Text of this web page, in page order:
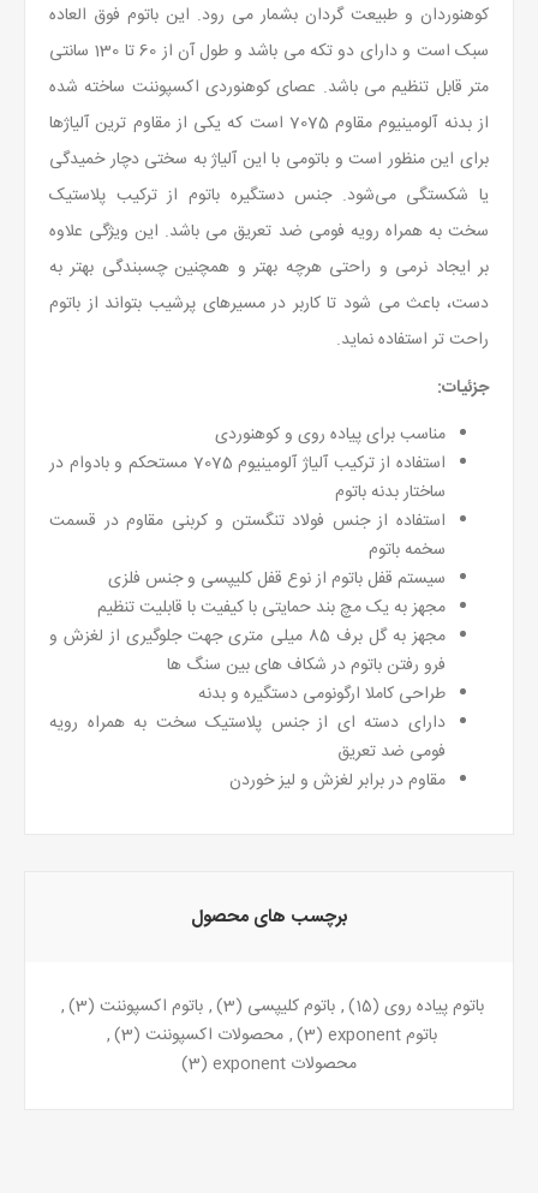
کوهنوردان و طبیعت گردان بشمار می رود. این باتوم فوق العاده
سبک است و دارای دو تکه می باشد و طول آن از 60 تا 130 سانتی
متر قابل تنظیم می باشد. عصای کوهنوردی اکسپوننت ساخته شده
از بدنه آلومینیوم مقاوم 7075 است که یکی از مقاوم ترین آلیاژها
برای این منظور است و باتومی با این آلیاژ به سختی دچار خمیدگی
یا شکستگی می‌شود. جنس دستگیره باتوم از ترکیب پلاستیک
سخت به همراه رویه فومی ضد تعریق می باشد. این ویژگی علاوه
بر ایجاد نرمی و راحتی هرچه بهتر و همچنین چسبندگی بهتر به
دست، باعث می شود تا کاربر در مسیرهای پرشیب بتواند از باتوم
راحت تر استفاده نماید.
جزئیات:
مناسب برای پیاده روی و کوهنوردی
استفاده از ترکیب آلیاژ آلومینیوم 7075 مستحکم و بادوام در
ساختار بدنه باتوم
استفاده از جنس فولاد تنگستن و کربنی مقاوم در قسمت
سخمه باتوم
سیستم قفل باتوم از نوع قفل کلیپسی و جنس فلزی
مجهز به یک مچ بند حمایتی با کیفیت با قابلیت تنظیم
مجهز به گل برف 85 میلی متری جهت جلوگیری از لغزش و
فرو رفتن باتوم در شکاف های بین سنگ ها
طراحی کاملا ارگونومی دستگیره و بدنه
دارای دسته ای از جنس پلاستیک سخت به همراه رویه
فومی ضد تعریق
مقاوم در برابر لغزش و لیز خوردن
برچسب های محصول
باتوم پیاده روی (15)
, باتوم کلیپسی (3)
, باتوم اکسپوننت (3)
,
باتوم exponent
(3)
, محصولات اکسپوننت (3)
,
محصولات exponent
(3)